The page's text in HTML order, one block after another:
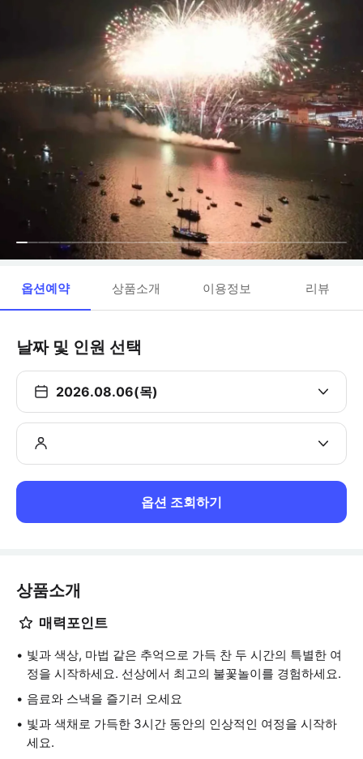
옵션예약 상품소개 이용정보 리뷰
날짜 및 인원 선택
2026.08.06(목)
옵션 조회하기
상품소개
매력포인트
빛과 색상, 마법 같은 추억으로 가득 찬 두 시간의 특별한 여
정을 시작하세요. 선상에서 최고의 불꽃놀이를 경험하세요.
음료와 스낵을 즐기러 오세요
빛과 색채로 가득한 3시간 동안의 인상적인 여정을 시작하
세요.